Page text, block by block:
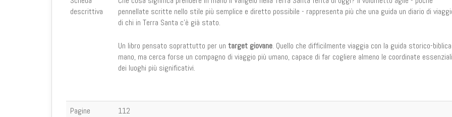
descrittiva
pennellate scritte nello stile più semplice e diretto possibile - rappresenta più che una guida un diario di
di chi in Terra Santa c'è già stato.
Un libro pensato soprattutto per un target giovane. Quello che difficilmente viaggia con la guida storico-
mano, ma cerca forse un compagno di viaggio più umano, capace di far cogliere almeno le coordinate essenziali
dei luoghi più significativi.
Pagine
112